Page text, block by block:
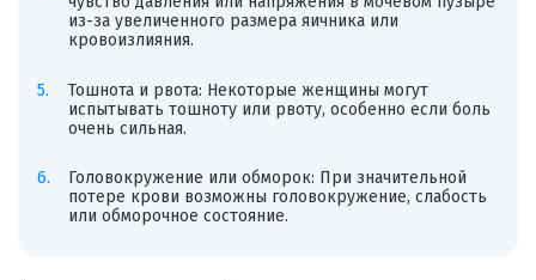
из-за увеличенного размера яичника или
кровоизлияния.
Тошнота и рвота: Некоторые женщины могут
испытывать тошноту или рвоту, особенно если боль
очень сильная.
Головокружение или обморок: При значительной
потере крови возможны головокружение, слабость
или обморочное состояние.